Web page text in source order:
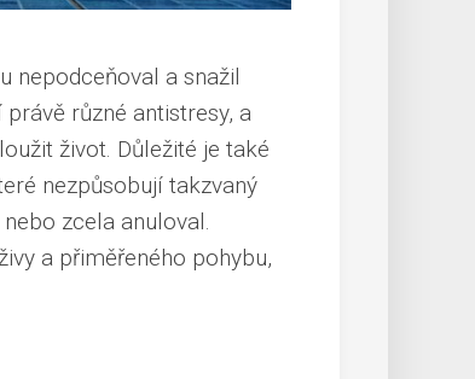
nepodceňoval a snažil
různé antistresy, a
život. Důležité je také
nezpůsobují takzvaný
zcela anuloval.
a přiměřeného pohybu,